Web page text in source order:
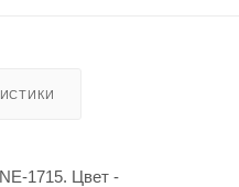
1715. Цвет -